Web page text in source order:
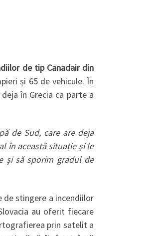
de tip Canadair din
și 65 de vehicule. În
în Grecia ca parte a
de Sud, care are deja
în această situație și le
și să sporim gradul de
stingere a incendiilor
au oferit fiecare
prin satelit a